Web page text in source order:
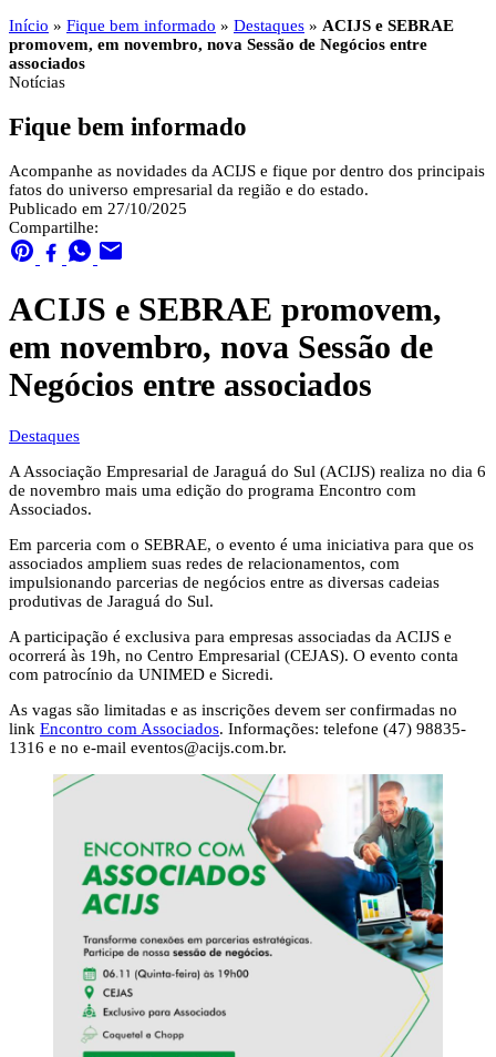
Início » Fique bem informado » Destaques » ACIJS e SEBRAE
promovem, em novembro, nova Sessão de Negócios entre
associados
Notícias
Fique bem informado
Acompanhe as novidades da ACIJS e fique por dentro dos principais
fatos do universo empresarial da região e do estado.
Publicado em 27/10/2025
Compartilhe:
ACIJS e SEBRAE promovem,
em novembro, nova Sessão de
Negócios entre associados
Destaques
A Associação Empresarial de Jaraguá do Sul (ACIJS) realiza no dia 6
de novembro mais uma edição do programa Encontro com
Associados.
Em parceria com o SEBRAE, o evento é uma iniciativa para que os
associados ampliem suas redes de relacionamentos, com
impulsionando parcerias de negócios entre as diversas cadeias
produtivas de Jaraguá do Sul.
A participação é exclusiva para empresas associadas da ACIJS e
ocorrerá às 19h, no Centro Empresarial (CEJAS). O evento conta
com patrocínio da UNIMED e Sicredi.
As vagas são limitadas e as inscrições devem ser confirmadas no
link Encontro com Associados. Informações: telefone (47) 98835-
1316 e no e-mail eventos@acijs.com.br.